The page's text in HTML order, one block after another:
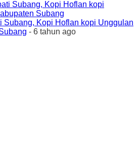
Subang, Kopi Hoflan kopi Unggulan
- 6 tahun ago